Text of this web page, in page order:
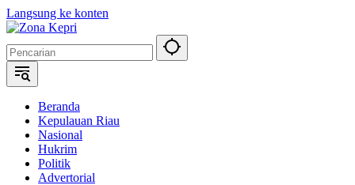
Langsung ke konten
Beranda
Kepulauan Riau
Nasional
Hukrim
Politik
Advertorial